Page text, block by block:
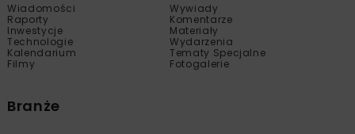
Wiadomości
Wywiady
Raporty
Komentarze
Inwestycje
Materiały
Technologie
Wydarzenia
Kalendarium
Tematy Specjalne
Filmy
Fotogalerie
Branże